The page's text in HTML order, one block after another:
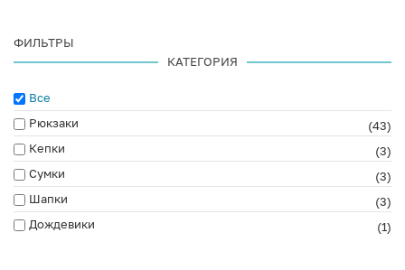
ФИЛЬТРЫ
КАТЕГОРИЯ
Все
Рюкзаки
(43)
Кепки
(3)
Сумки
(3)
Шапки
(3)
Дождевики
(1)